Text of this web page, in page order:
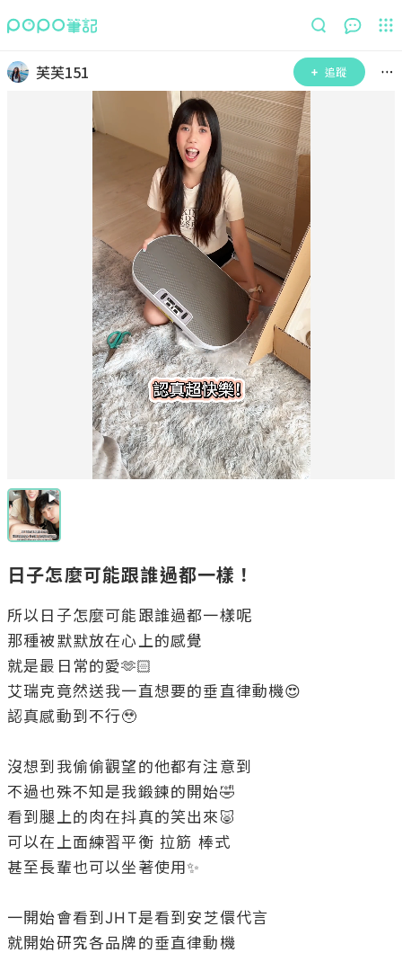
芙芙151 追蹤
日子怎麼可能跟誰過都一樣！
所以日子怎麼可能跟誰過都一樣呢
那種被默默放在心上的感覺
就是最日常的愛🫶🏻
艾瑞克竟然送我一直想要的垂直律動機😍
認真感動到不行🥹
沒想到我偷偷觀望的他都有注意到
不過也殊不知是我鍛鍊的開始🤣
看到腿上的肉在抖真的笑出來🐷
可以在上面練習平衡 拉筋 棒式
甚至長輩也可以坐著使用✨
一開始會看到JHT是看到安芝儇代言
就開始研究各品牌的垂直律動機